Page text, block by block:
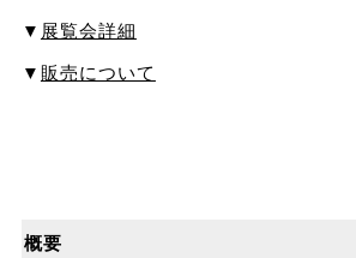
▼ 展覧会詳細
▼ 販売について
概要